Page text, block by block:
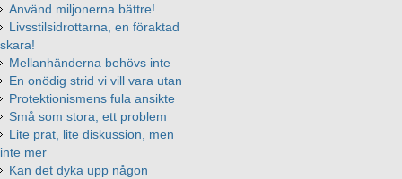
Använd miljonerna bättre!
Livsstilsidrottarna, en föraktad
skara!
Mellanhänderna behövs inte
En onödig strid vi vill vara utan
Protektionismens fula ansikte
Små som stora, ett problem
Lite prat, lite diskussion, men
inte mer
Kan det dyka upp någon